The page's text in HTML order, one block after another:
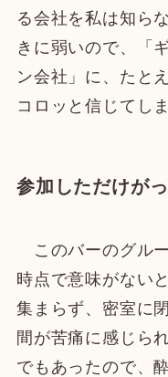
る会社を私は知ら
きに弱いので、「
ン会社」に、たと
コロッと信じてし
参加しただけが
このバーのグル
時点で意味がない
集まらず、密室に
間が苦痛に感じら
でもあったので、